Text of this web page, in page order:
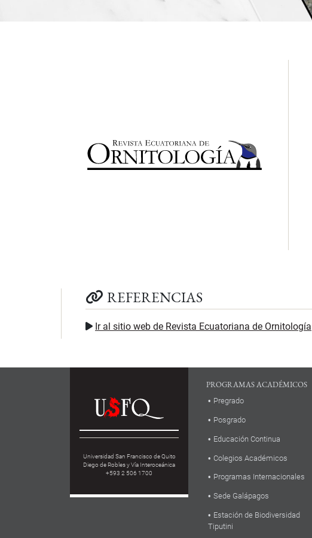
REFERENCIAS
Ir al sitio web de Revista Ecuatoriana de Ornitología
Universidad San Francisco de Quito
Diego de Robles y Vía Interoceánica
+593 2 506 1700
PROGRAMAS ACADÉMICOS
Pregrado
Posgrado
Educación Continua
Colegios Académicos
Programas Internacionales
Sede Galápagos
Estación de Biodiversidad
Tiputini